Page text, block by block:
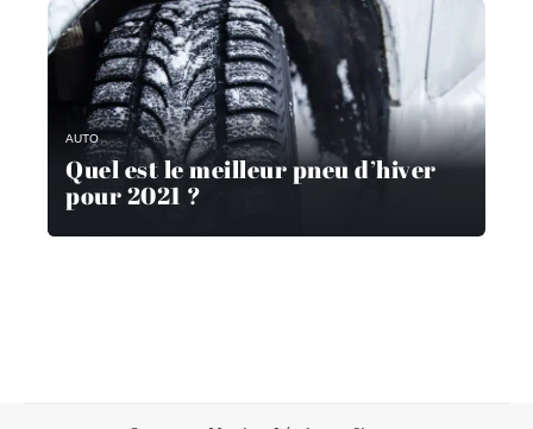
AUTO
Quel est le meilleur pneu d’hiver
pour 2021 ?